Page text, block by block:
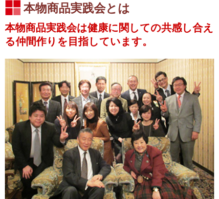
本物商品実践会とは
本物商品実践会は健康に関しての共感し合え
る仲間作りを目指しています。